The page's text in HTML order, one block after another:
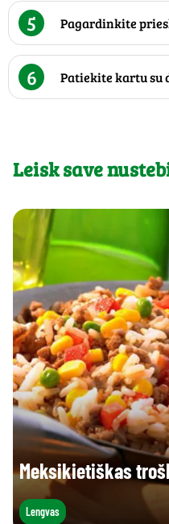
5 Pagardinkite
6 Patiekite kartu su
Leisk save
Meksikietiškas
Lengvas